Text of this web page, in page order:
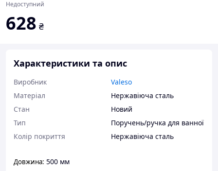
Недоступний
628 ₴
Характеристики та опис
Виробник
Valeso
Матеріал
Нержавіюча сталь
Стан
Новий
Тип
Поручень/ручка для ванної
Колір покриття
Нержавіюча сталь
Довжина: 500 мм